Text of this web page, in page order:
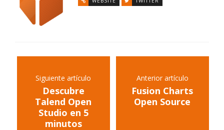
Siguiente artículo
Descubre
Talend Open
Studio en 5
minutos
Anterior artículo
Fusion Charts
Open Source